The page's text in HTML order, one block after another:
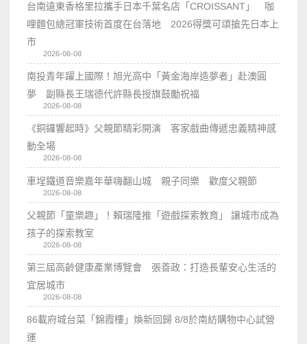
台南遠東香格里拉攜手日本千葉名店「CROISSANT」 咖
哩麵包總冠軍技術首度在台落地 2026得獎可頌搶先日本上
市
2026-08-08
南投青年躍上國際！旭光高中「黃金海岸造夢者」赴澳圓
夢 副縣長王瑞德代許縣長授旗鼓勵祝福
2026-08-08
《銅鑼響起時》父親節精彩開演 客家戲曲傳遞忠義精神感
動全場
2026-08-08
車埕鐵道音樂嘉年華嗨翻山城 親子同樂 歡度父親節
2026-08-08
父親節「童樂趣」！賴瑞隆推「遊戲探索教育」 讓城市成為
孩子的探索教室
2026-08-08
第三屆高齡健康產業博覽會 張善政：打造長輩安心生活的
宜居城市
2026-08-08
86載府城台菜「錦霞樓」煥新回歸 8/8於南紡購物中心試營
運